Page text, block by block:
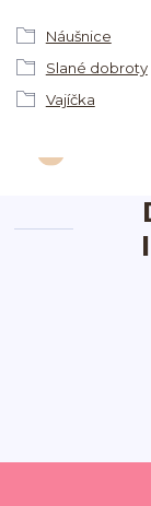
Náušnice
Slané dobroty
Vajíčka